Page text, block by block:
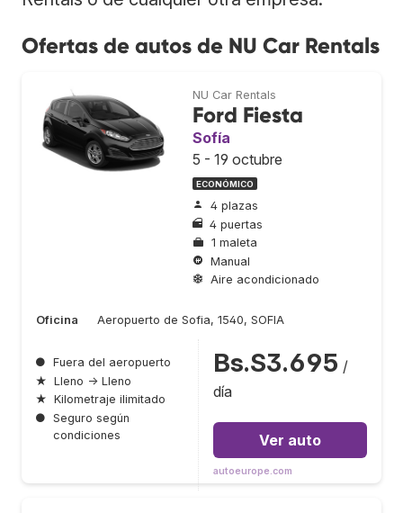
Ofertas de autos de NU Car Rentals
NU Car Rentals
Ford Fiesta
Sofía
5 - 19 octubre
ECONÓMICO
4 plazas
4 puertas
1 maleta
Manual
Aire acondicionado
Oficina Aeropuerto de Sofia, 1540, SOFIA
● Fuera del aeropuerto
★ Lleno → Lleno
★ Kilometraje ilimitado
● Seguro según
condiciones
Bs.S3.695 /
día
Ver auto
autoeurope.com